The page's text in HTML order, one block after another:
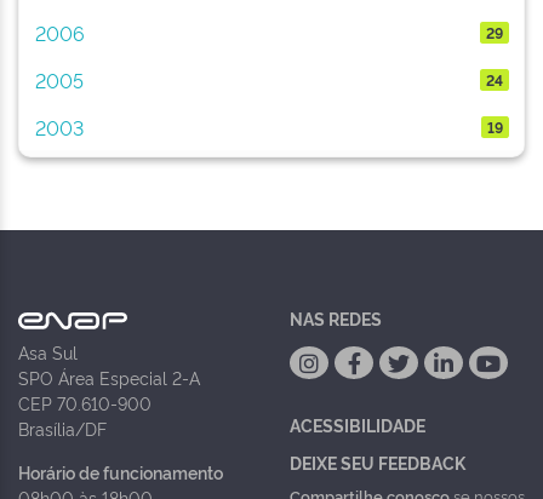
2006 29
2005 24
2003 19
Asa Sul
SPO Área Especial 2-A
CEP 70.610-900
Brasília/DF
Horário de funcionamento
NAS REDES
ACESSIBILIDADE
DEIXE SEU FEEDBACK